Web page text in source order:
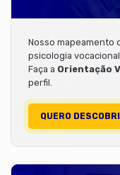
Nosso mapeamento
psicologia
Faça a Orientação
perfil.
QUERO